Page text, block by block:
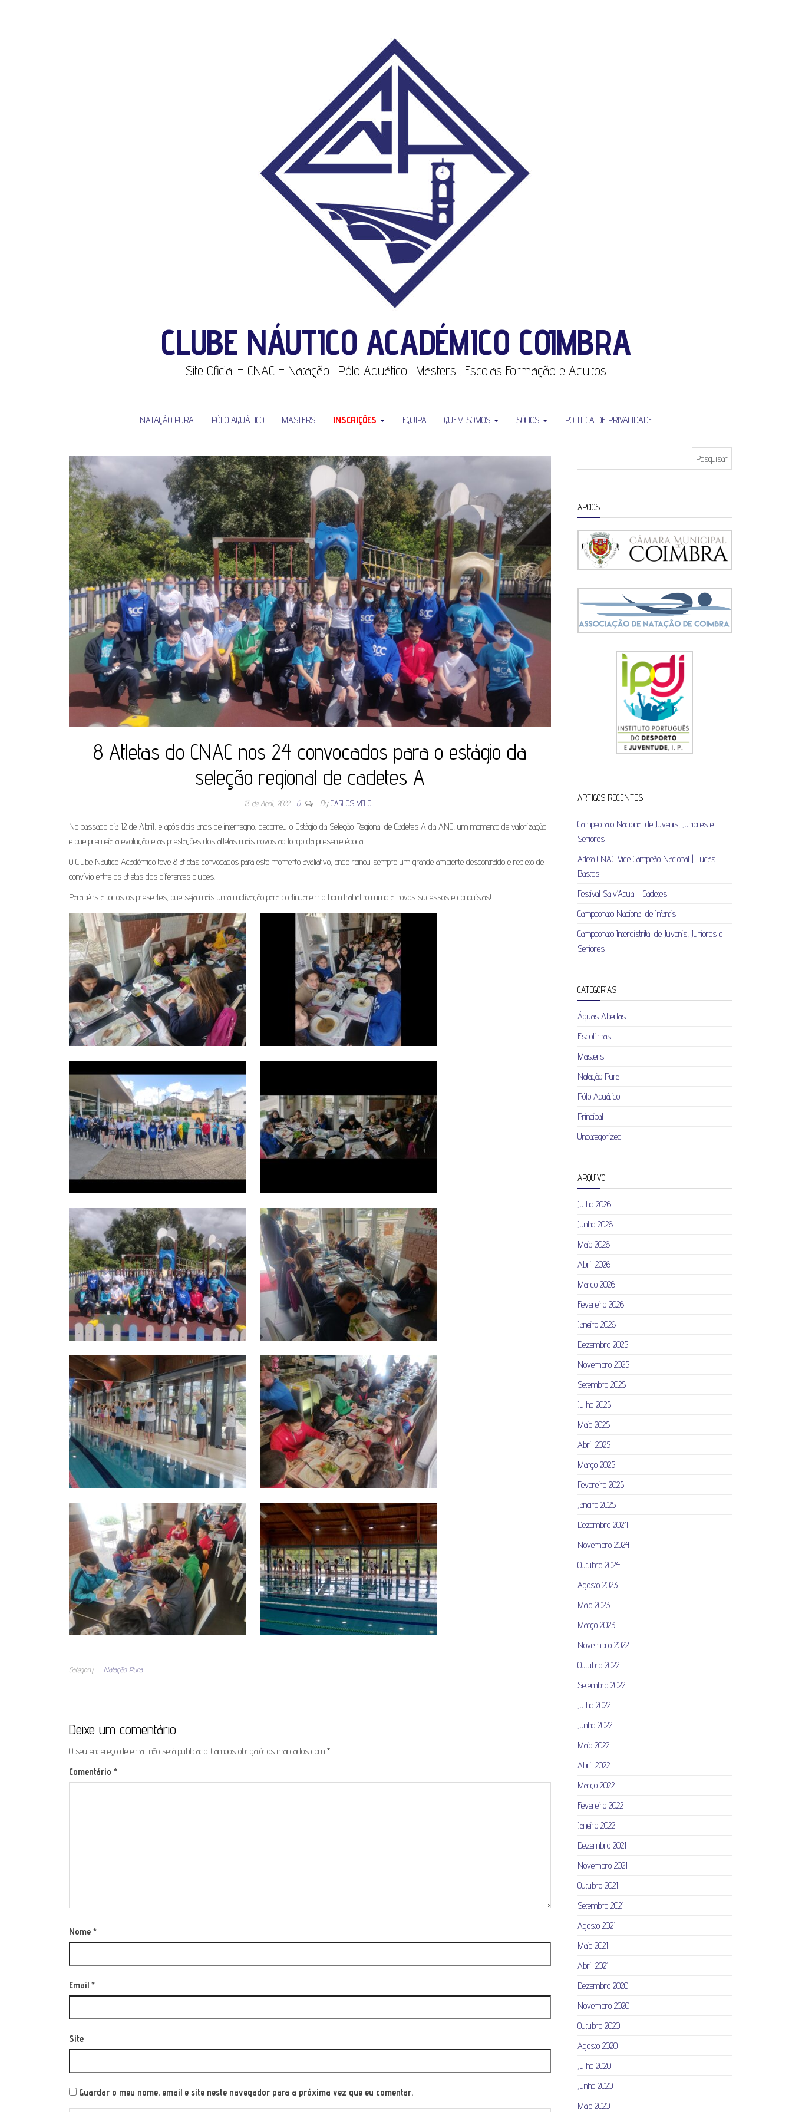
CLUBE NÁUTICO ACADÉMICO COIMBRA
Site Oficial – CNAC – Natação . Pólo Aquático . Masters . Escolas Formação e Adultos
NATAÇÃO PURA PÓLO AQUÁTICO MASTERS INSCRIÇÕES EQUIPA QUEM SOMOS SÓCIOS POLITICA DE PRIVACIDADE
8 Atletas do CNAC nos 24 convocados para o estágio da
seleção regional de cadetes A
13 de Abril, 2022 0 By CARLOS MELO
No passado dia 12 de Abril, e após dois anos de interregno, decorreu o Estágio da Seleção Regional de Cadetes A da ANC, um momento de valorização
e que premeia a evolução e as prestações dos atletas mais novos ao longo da presente época.
O Clube Náutico Académico teve 8 atletas convocados para este momento avaliativo, onde reinou sempre um grande ambiente descontraído e repleto de
convívio entre os atletas dos diferentes clubes.
Parabéns a todos os presentes, que seja mais uma motivação para continuarem o bom trabalho rumo a novos sucessos e conquistas!
Category Natação Pura
Deixe um comentário
O seu endereço de email não será publicado. Campos obrigatórios marcados com *
Comentário *
Nome *
Email *
Site
Guardar o meu nome, email e site neste navegador para a próxima vez que eu comentar.
APOIOS
ARTIGOS RECENTES
Campeonato Nacional de Juvenis, Juniores e
Seniores
Atleta CNAC Vice Campeão Nacional | Lucas
Bastos
Festival Salv’Aqua – Cadetes
Campeonato Nacional de Infantis
Campeonato Interdistrital de Juvenis, Juniores e
Seniores
CATEGORIAS
Águas Abertas
Escolinhas
Masters
Natação Pura
Pólo Aquático
Principal
Uncategorized
ARQUIVO
Julho 2026
Junho 2026
Maio 2026
Abril 2026
Março 2026
Fevereiro 2026
Janeiro 2026
Dezembro 2025
Novembro 2025
Setembro 2025
Julho 2025
Maio 2025
Abril 2025
Março 2025
Fevereiro 2025
Janeiro 2025
Dezembro 2024
Novembro 2024
Outubro 2024
Agosto 2023
Maio 2023
Março 2023
Novembro 2022
Outubro 2022
Setembro 2022
Julho 2022
Junho 2022
Maio 2022
Abril 2022
Março 2022
Fevereiro 2022
Janeiro 2022
Dezembro 2021
Novembro 2021
Outubro 2021
Setembro 2021
Agosto 2021
Maio 2021
Abril 2021
Dezembro 2020
Novembro 2020
Outubro 2020
Agosto 2020
Julho 2020
Junho 2020
Maio 2020